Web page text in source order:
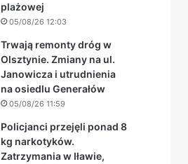
plażowej
05/08/26 12:03
Trwają remonty dróg w
Olsztynie. Zmiany na ul.
Janowicza i utrudnienia
na osiedlu Generałów
05/08/26 11:59
Policjanci przejęli ponad 8
kg narkotyków.
Zatrzymania w Iławie,